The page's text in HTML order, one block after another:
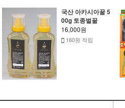
국산 아카시아꿀 5
00g 토종벌꿀
16,000원
160원 적립